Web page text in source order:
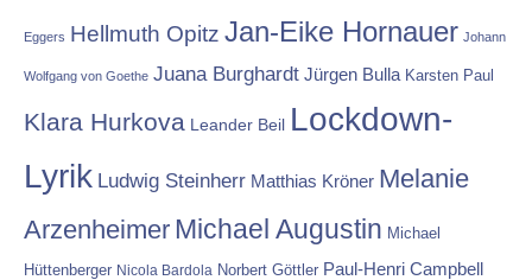
Eggers Hellmuth Opitz Jan-Eike Hornauer Johann
Wolfgang von Goethe Juana Burghardt Jürgen Bulla Karsten Paul
Klara Hurkova Leander Beil Lockdown-
Lyrik Ludwig Steinherr Matthias Kröner Melanie
Arzenheimer Michael Augustin Michael
Hüttenberger Nicola Bardola Norbert Göttler Paul-Henri Campbell